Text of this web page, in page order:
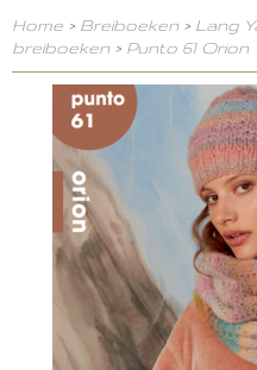
Home > Breiboeken > Lang
breiboeken > Punto 61 Orion